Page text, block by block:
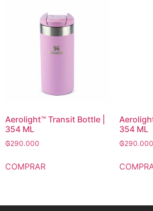
Aerolight™ Transit Bottle |
354 ML
₲290.000
COMPRAR
354 ML
₲290.000